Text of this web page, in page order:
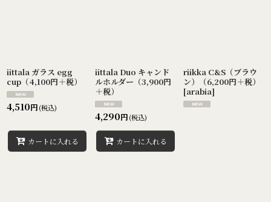
iittala ガラス egg
cup（4,100円＋税）
4,510円(税込)
カートに入れる
iittala Duo キャンド
ルホルダー（3,900円
＋税）
4,290円(税込)
カートに入れる
riikka C&S（ブラウ
ン）（6,200円＋税）
[arabia]